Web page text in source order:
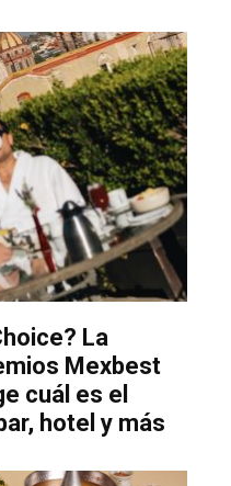
La
Mexbest
cuál es el
hotel y más